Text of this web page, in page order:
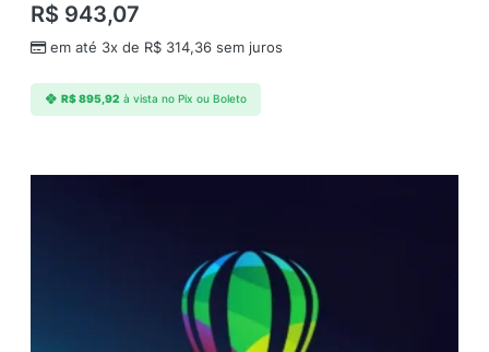
R$ 943,07
em até 3x de R$ 314,36 sem juros
R$895,92 à vista no Pix ou Boleto